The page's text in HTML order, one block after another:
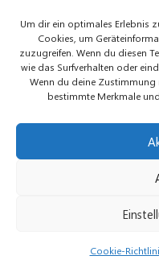
Um dir ein optimales Erlebnis
Cookies, um
zuzugreifen. Wenn du diesen
wie das Surfverhalten oder
Wenn du deine
bestimmte Merkmale
Cookie-
Kindermassage